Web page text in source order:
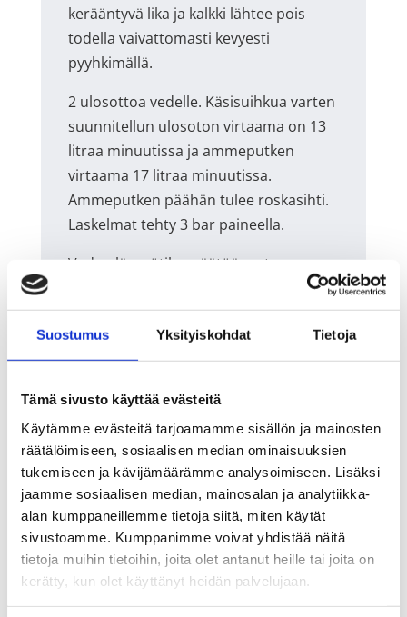
Suostumus Yksityiskohdat Tietoja
Tämä sivusto käyttää evästeitä
Käytämme evästeitä tarjoamamme sisällön ja mainosten
räätälöimiseen, sosiaalisen median ominaisuuksien
tukemiseen ja kävijämäärämme analysoimiseen. Lisäksi
jaamme sosiaalisen median, mainosalan ja analytiikka-
alan kumppaneillemme tietoja siitä, miten käytät
sivustoamme. Kumppanimme voivat yhdistää näitä
tietoja muihin tietoihin, joita olet antanut heille tai joita on
kerätty, kun olet käyttänyt heidän palvelujaan.
kerääntyvä lika ja kalkki lähtee pois
todella vaivattomasti kevyesti
pyyhkimällä.
2 ulosottoa vedelle. Käsisuihkua varten
suunnitellun ulosoton virtaama on 13
litraa minuutissa ja ammeputken
virtaama 17 litraa minuutissa.
Ammeputken päähän tulee roskasihti.
Laskelmat tehty 3 bar paineella.
Veden lämpötilan säätöä varten
turvanuppi suojelee sinua eikä anna
kiertää kuumempaa kuin 40 asteista
vettä ilman, että tarvitsee painaa
säätönupin takana olevaa
Tuotekoodi 6350227
Asennushinta sisältää
matkakorvauksen
kaupunkialueella. Asennus vaatii
kalustekohtaiset/asuntokohtaiset
sulkuventtiilit.